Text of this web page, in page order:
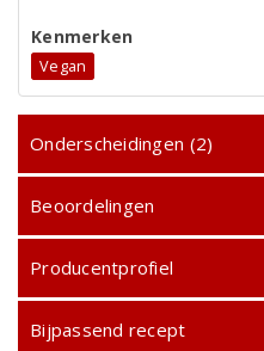
Kenmerken
Vegan
Onderscheidingen (2)
Beoordelingen
Producentprofiel
Bijpassend recept